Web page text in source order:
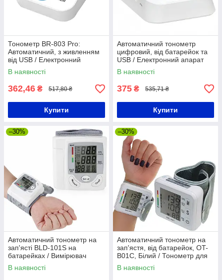
Тонометр BR-803 Pro:
Автоматичний, з живленням
від USB / Електронний
апарат для вимірювання
тиску / Електронний
В наявності
362,46 ₴ 517,80 ₴
Купити
Автоматичний тонометр
цифровий, від батарейок та
USB / Електронний апарат
для вимірювання тиску
В наявності
375 ₴ 535,71 ₴
Купити
–30%
Автоматичний тонометр на
зап'ясті BLD-101S на
батарейках / Вимірювач
артеріального тиску з
функцією пам'яті
В наявності
–30%
Автоматичний тонометр на
зап'ястя, від батарейок, OT-
B01C, Білий / Тонометр для
вимірювання тиску та пульсу
/ Тонометр електронний
В наявності